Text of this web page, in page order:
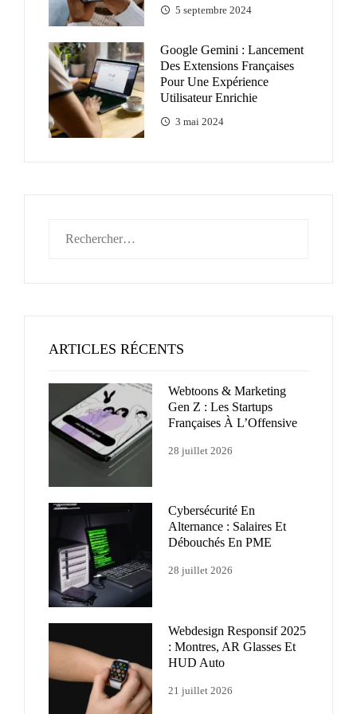
5 septembre 2024
Google Gemini : Lancement
Des Extensions Françaises
Pour Une Expérience
Utilisateur Enrichie
3 mai 2024
ARTICLES RÉCENTS
Webtoons & Marketing
Gen Z : Les Startups
Françaises À L’Offensive
28 juillet 2026
Cybersécurité En
Alternance : Salaires Et
Débouchés En PME
28 juillet 2026
Webdesign Responsif 2025
: Montres, AR Glasses Et
HUD Auto
21 juillet 2026